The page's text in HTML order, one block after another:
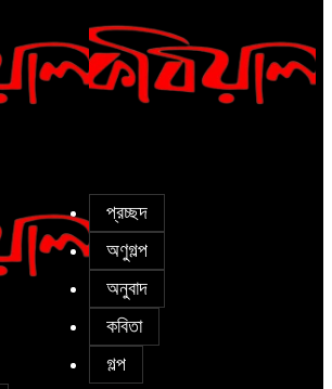
প্রচ্ছদ
অণুগল্প
অনুবাদ
কবিতা
গল্প